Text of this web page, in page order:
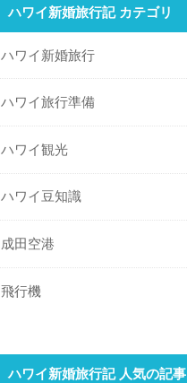
ハワイ新婚旅行記 カテゴリ
ハワイ新婚旅行
ハワイ旅行準備
ハワイ観光
ハワイ豆知識
成田空港
飛行機
ハワイ新婚旅行記 人気の記事